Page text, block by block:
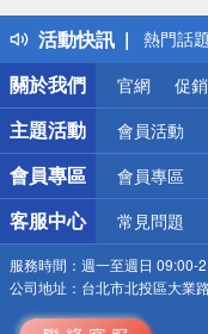
活動快訊
得獎公
熱門話題
銀行優
偏遠地
詐騙網
關於我們
官網 促
主題活動 會員活動
會員專區 會員專區
客服中心 常見問題
服務時間： 週一至週日 09:00-
公司地址： 台北市北投區大業